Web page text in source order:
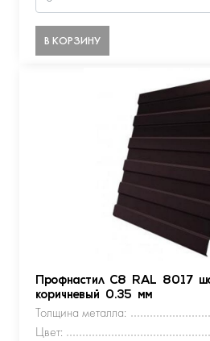
В КОРЗИНУ
Профнастил С8 RAL 8017
коричневый 0.35 мм
Толщина металла:
Цвет: